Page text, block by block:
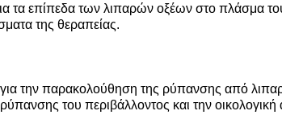
τα επίπεδα των λιπαρών οξέων στο πλάσμα
της θεραπείας.
για την παρακολούθηση της ρύπανσης από
του περιβάλλοντος και την